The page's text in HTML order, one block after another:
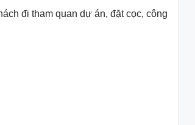
đi tham quan dự án, đặt cọc, công